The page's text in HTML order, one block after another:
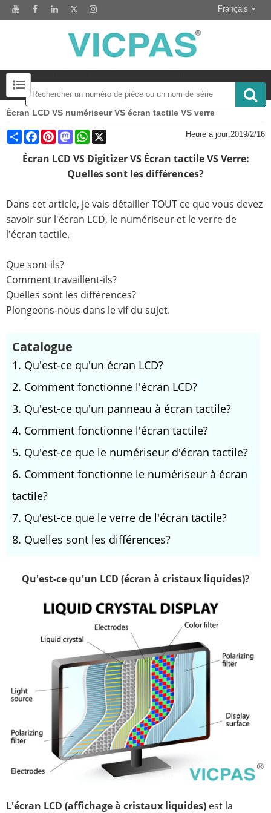
Français
Écrans tactiles-Claviers-Écrans et plus Rechercher 50000 Inventaire
Écran LCD VS numériseur VS écran tactile VS verre
Share FacebookPinterestMastodonWhatsApp Heure à jour:2019/2/16
Écran LCD VS Digitizer VS Écran tactile VS Verre:
Quelles sont les différences?
Dans cet article, je vais détailler TOUT ce que vous devez
savoir sur l'écran LCD, le numériseur et le verre de
l'écran tactile.
Que sont ils?
Comment travaillent-ils?
Quelles sont les différences?
Plongeons-nous dans le vif du sujet.
Catalogue
1. Qu'est-ce qu'un écran LCD?
2. Comment fonctionne l'écran LCD?
3. Qu'est-ce qu'un panneau à écran tactile?
4. Comment fonctionne l'écran tactile?
5. Qu'est-ce que le numériseur d'écran tactile?
6. Comment fonctionne le numériseur à écran
tactile?
7. Qu'est-ce que le verre de l'écran tactile?
8. Quelles sont les différences?
Qu'est-ce qu'un LCD (écran à cristaux liquides)?
L'écran LCD (affichage à cristaux liquides) est la